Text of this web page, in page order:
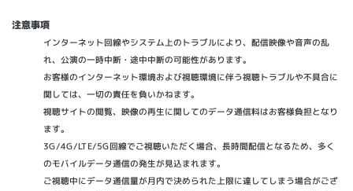
注意事項
インターネット回線やシステム上のトラブルにより、配信映像や音声の乱
れ、公演の一時中断・途中中断の可能性があります。
お客様のインターネット環境および視聴環境に伴う視聴トラブルや不具合に
関しては、一切の責任を負いかねます。
視聴サイトの閲覧、映像の再生に関してのデータ通信料はお客様負担となり
ます。
3G/4G/LTE/5G回線でご視聴いただく場合、長時間配信となるため、多く
のモバイルデータ通信の発生が見込まれます。
ご視聴中にデータ通信量が月内で決められた上限に達してしまう場合がござ